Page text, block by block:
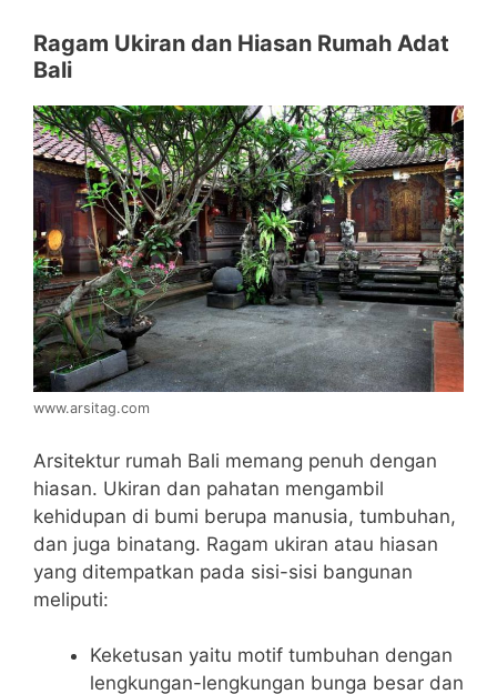
Ragam Ukiran dan Hiasan Rumah Adat
Bali
www.arsitag.com
Arsitektur rumah Bali memang penuh dengan
hiasan. Ukiran dan pahatan mengambil
kehidupan di bumi berupa manusia, tumbuhan,
dan juga binatang. Ragam ukiran atau hiasan
yang ditempatkan pada sisi-sisi bangunan
meliputi:
Keketusan yaitu motif tumbuhan dengan
lengkungan-lengkungan bunga besar dan